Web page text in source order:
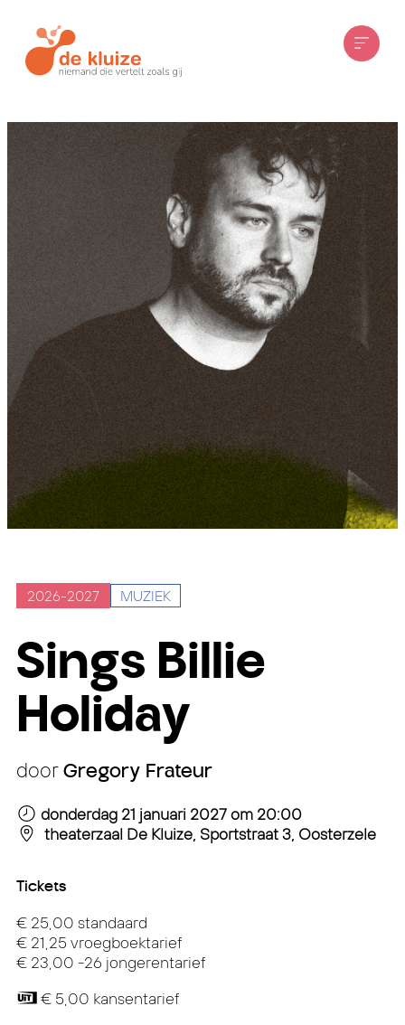
2026-2027 MUZIEK
Sings Billie
Holiday
door Gregory Frateur
donderdag 21 januari 2027om 20:00
theaterzaal De Kluize, Sportstraat 3, Oosterzele
Tickets
€ 25,00 standaard
€ 21,25 vroegboektarief
€ 23,00 -26 jongerentarief
€ 5,00 kansentarief